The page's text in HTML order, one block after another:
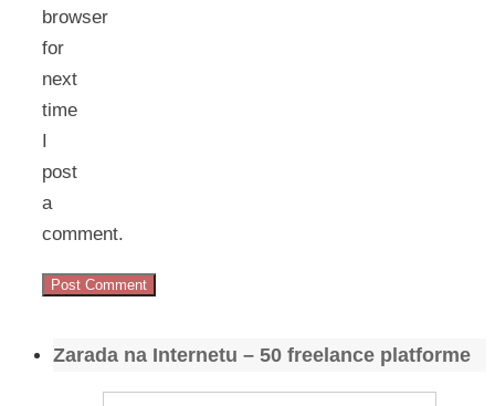
browser
for
next
time
I
post
a
comment.
Zarada na Internetu – 50 freelance platforme